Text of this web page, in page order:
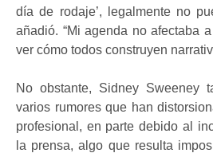
día de rodaje’, legalmente no
añadió. “Mi agenda no afectaba
ver cómo todos construyen
No obstante, Sidney Sweeney
varios rumores que han
profesional, en parte debido al
la prensa, algo que resulta